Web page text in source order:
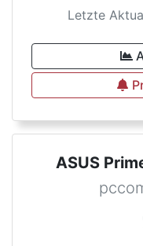
Letzte
ASUS